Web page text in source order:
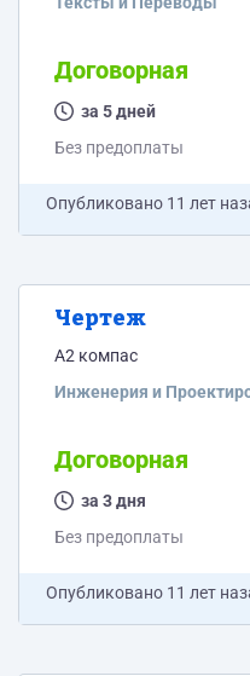
социальные группа,
Договорная
за 5 дней
Без предоплаты
Опубликовано 11 лет
Чертеж
А2 компас
Инженерия и
Договорная
за 3 дня
Без предоплаты
Опубликовано 11 лет